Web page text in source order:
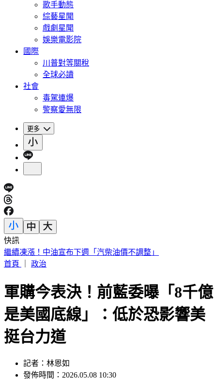
歌手動態
綜藝星聞
戲劇星聞
娛樂電影院
國際
川普對等關稅
全球必讀
社會
毒駕連爆
警察愛無限
更多
快訊
白海豚颱風發威！「10縣市豪雨特報」下到明天 2地紅色警
戒
軍購今表決！前藍委曝「8千億
是美國底線」：低於恐影響美
挺台力道
記者：林恩如